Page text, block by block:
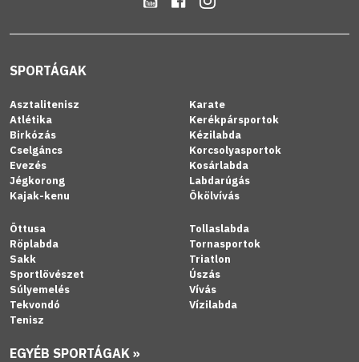
SPORTÁGAK
Asztalitenisz
Atlétika
Birkózás
Cselgáncs
Evezés
Jégkorong
Kajak-kenu
Karate
Kerékpársportok
Kézilabda
Korcsolyasportok
Kosárlabda
Labdarúgás
Ökölvívás
Öttusa
Röplabda
Sakk
Sportlövészet
Súlyemelés
Tekvondó
Tenisz
Tollaslabda
Tornasportok
Triatlon
Úszás
Vívás
Vízilabda
EGYÉB SPORTÁGAK »